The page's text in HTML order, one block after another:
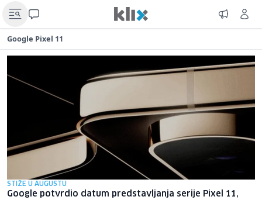
Google Pixel 11
STIŽE U AUGUSTU
Google potvrdio datum predstavljanja serije Pixel 11,